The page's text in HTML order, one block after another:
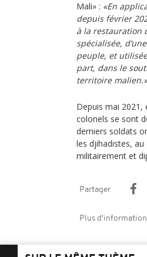
Mali» : «En
depuis février
à la restauration
spécialisée,
peuple, et
part, dans le
territoire malien.»
Depuis mai 2021,
colonels se sont
derniers soldats
les djihadistes,
militairement et
Partager
Plus